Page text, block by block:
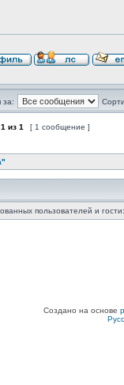
за:
1 из 1 [ 1 сообщение ]
пользователей и
Создано на основе